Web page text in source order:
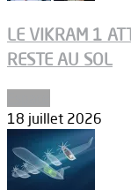
LE VIKRAM 1
RESTE AU SOL
18 juillet 2026